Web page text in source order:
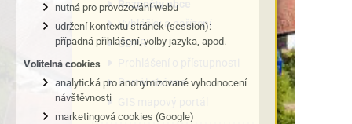
Rozpočty obce
Vyhlášky a nařízení
GDPR
Portál občana
nutná pro provozování webu
udržení kontextu stránek (session):
případná přihlášení, volby jazyka, apod.
Volitelná cookies
analytická pro anonymizované vyhodnocení
návštěvnosti
marketingová cookies (Google)